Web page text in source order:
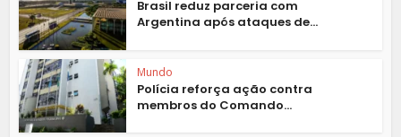
Brasil reduz parceria com
Argentina após ataques de...
Mundo
Polícia reforça ação contra
membros do Comando...